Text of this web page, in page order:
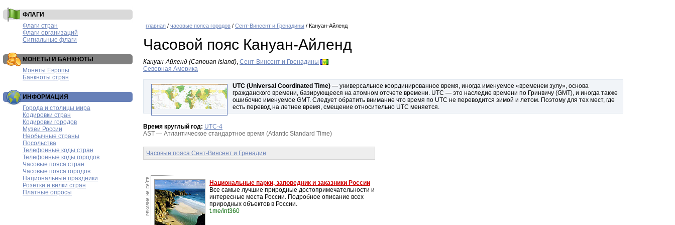
ФЛАГИ
Флаги стран
Флаги организаций
Сигнальные флаги
МОНЕТЫ И БАНКНОТЫ
Монеты Европы
Банкноты стран
ИНФОРМАЦИЯ
Города и столицы мира
Кодировки стран
Кодировки городов
Музеи России
Необычные страны
Посольства
Телефонные коды стран
Телефонные коды городов
Часовые пояса стран
Часовые пояса городов
Национальные праздники
Розетки и вилки стран
Платные опросы
главная / часовые пояса городов / Сент-Винсент и Гренадины / Кануан-Айленд
Часовой пояс Кануан-Айленд
Кануан-Айленд (Canouan Island), Сент-Винсент и Гренадины
Северная Америка
UTC (Universal Coordinated Time) — универсальное координированное время, иногда именуемое «временем зулу», основа
гражданского времени, базирующееся на атомном отсчете времени. UTC — это наследие времени по Гринвичу (GMT), и иногда также
ошибочно именуемое GMT. Следует обратить внимание что время по UTC не переводится зимой и летом. Поэтому для тех мест, где
есть перевод на летнее время, смещение относительно UTC меняется.
Время круглый год: UTC-4
AST — Атлантическое стандартное время (Atlantic Standard Time)
Часовые пояса Сент-Винсент и Гренадин
Национальные парки, заповедник и заказники России
Все самые лучшие природные достопримечательности и
интересные места России. Подробное описание всех
природных объектов в России.
t.me/int360